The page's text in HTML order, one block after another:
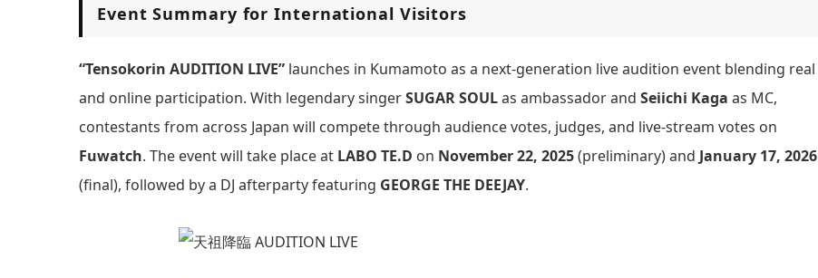
Event Summary for International Visitors
“Tensokorin AUDITION LIVE” launches in Kumamoto as a next-generation live audition event blending real
and online participation. With legendary singerSUGAR SOULas ambassador and Seiichi Kaga as MC,
contestants from across Japan will compete through audience votes, judges, and live-stream votes on
Fuwatch. The event will take place at LABO TE.D on November 22, 2025(preliminary) and January 17, 2026
(final), followed by a DJ afterparty featuring GEORGE THE DEEJAY.